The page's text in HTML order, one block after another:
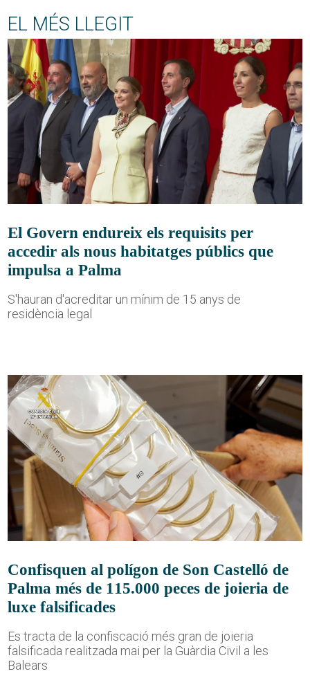
EL MÉS LLEGIT
El Govern endureix els requisits per
accedir als nous habitatges públics que
impulsa a Palma
S'hauran d'acreditar un mínim de 15 anys de
residència legal
Confisquen al polígon de Son Castelló de
Palma més de 115.000 peces de joieria de
luxe falsificades
Es tracta de la confiscació més gran de joieria
falsificada realitzada mai per la Guàrdia Civil a les
Balears